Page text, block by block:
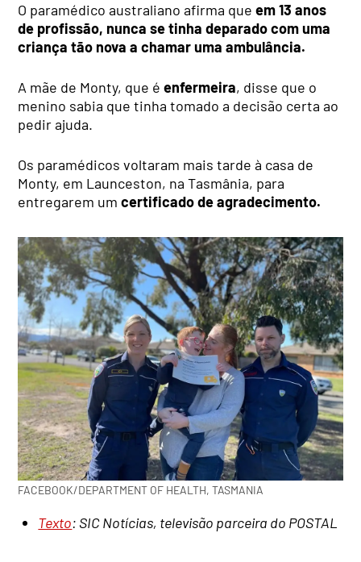
O paramédico australiano afirma queem 13 anos
de profissão, nunca se tinha deparado com uma
criança tão nova a chamar uma ambulância.
A mãe de Monty, que éenfermeira, disse que o
menino sabia que tinha tomado a decisão certa ao
pedir ajuda.
Os paramédicos voltaram mais tarde à casa de
Monty, em Launceston, na Tasmânia, para
entregarem umcertificado de agradecimento.
FACEBOOK/DEPARTMENT OF HEALTH, TASMANIA
Texto: SIC Notícias, televisão parceira do POSTAL